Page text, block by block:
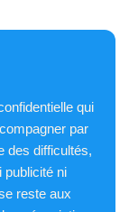
qui
par
des difficultés,
publicité ni
reste aux